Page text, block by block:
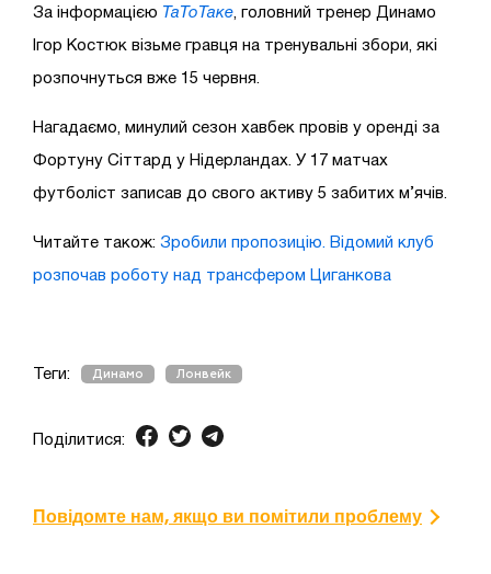
За інформацією ТаТоТаке, головний тренер Динамо
Ігор Костюк візьме гравця на тренувальні збори, які
розпочнуться вже 15 червня.
Нагадаємо, минулий сезон хавбек провів у оренді за
Фортуну Сіттард у Нідерландах. У 17 матчах
футболіст записав до свого активу 5 забитих м’ячів.
Читайте також: Зробили пропозицію. Відомий клуб
розпочав роботу над трансфером Циганкова
Теги: Динамо Лонвейк
Поділитися:
Повідомте нам, якщо ви помітили проблему